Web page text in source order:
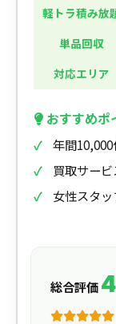
軽トラ積み放
単品回収
対応エリア
おすすめポ
年間
買取サー
女性スタ
総合評価